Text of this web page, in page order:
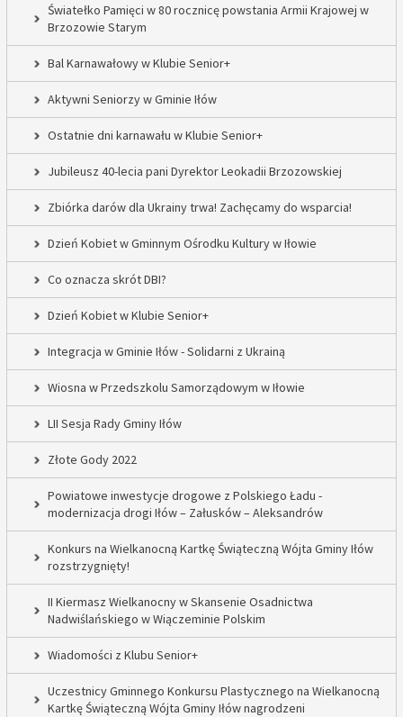
Światełko Pamięci w 80 rocznicę powstania Armii Krajowej w
Brzozowie Starym
Bal Karnawałowy w Klubie Senior+
Aktywni Seniorzy w Gminie Iłów
Ostatnie dni karnawału w Klubie Senior+
Jubileusz 40-lecia pani Dyrektor Leokadii Brzozowskiej
Zbiórka darów dla Ukrainy trwa! Zachęcamy do wsparcia!
Dzień Kobiet w Gminnym Ośrodku Kultury w Iłowie
Co oznacza skrót DBI?
Dzień Kobiet w Klubie Senior+
Integracja w Gminie Iłów - Solidarni z Ukrainą
Wiosna w Przedszkolu Samorządowym w Iłowie
LII Sesja Rady Gminy Iłów
Złote Gody 2022
Powiatowe inwestycje drogowe z Polskiego Ładu -
modernizacja drogi Iłów – Załusków – Aleksandrów
Konkurs na Wielkanocną Kartkę Świąteczną Wójta Gminy Iłów
rozstrzygnięty!
II Kiermasz Wielkanocny w Skansenie Osadnictwa
Nadwiślańskiego w Wiączeminie Polskim
Wiadomości z Klubu Senior+
Uczestnicy Gminnego Konkursu Plastycznego na Wielkanocną
Kartkę Świąteczną Wójta Gminy Iłów nagrodzeni